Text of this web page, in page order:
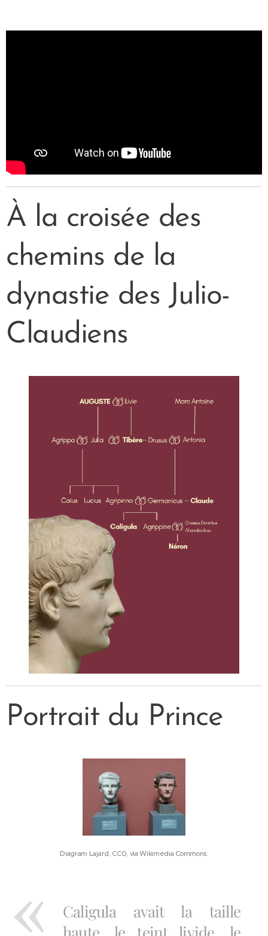
À la croisée des
chemins de la
dynastie des Julio-
Claudiens
Portrait du Prince
Diagram Lajard, CC0, via Wikimedia Commons.
Caligula avait la taille